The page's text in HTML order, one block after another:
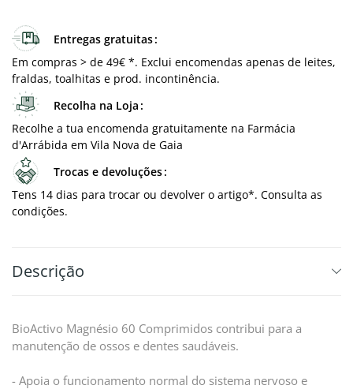
Entregas gratuitas
Em compras > de 49€ *. Exclui encomendas apenas de leites,
fraldas, toalhitas e prod. incontinência.
Recolha na Loja
Recolhe a tua encomenda gratuitamente na Farmácia
d'Arrábida em Vila Nova de Gaia
Trocas e devoluções
Tens 14 dias para trocar ou devolver o artigo*. Consulta as
condições.
Descrição
BioActivo Magnésio 60 Comprimidos contribui para a
manutenção de ossos e dentes saudáveis.
- Apoia o funcionamento normal do sistema nervoso e